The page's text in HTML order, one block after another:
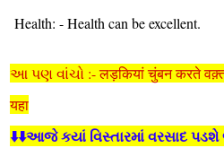
Health: - Health can be excellent.
આ પણ વાંચો :- लड़कियां चुंबन करते
यहा
⬇️⬇️આજે કયાં વિસ્તારમાં વરસાદ પડશે